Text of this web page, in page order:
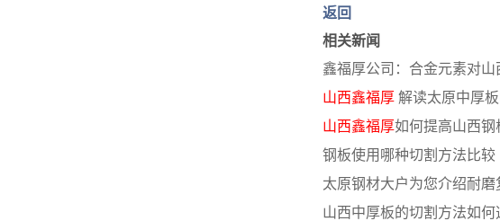
返回
相关新闻
鑫福厚公司：合金元素对山
山西鑫福厚 解读太原中厚
山西鑫福厚如何提高山西钢
钢板使用哪种切割方法比较
太原钢材大户为您介绍耐
山西中厚板的切割方法如何